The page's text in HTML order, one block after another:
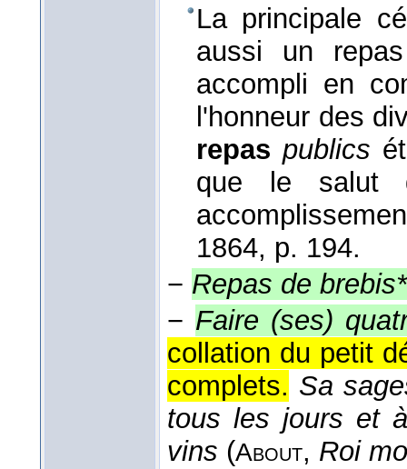
La principale
aussi un
accompli en
l'honneur des
repas publics
que le salut
1864, p. 194.
− Repas de brebis*
− Faire (ses)
collation du petit
complets. Sa
tous les jours et
vins (About, Roi